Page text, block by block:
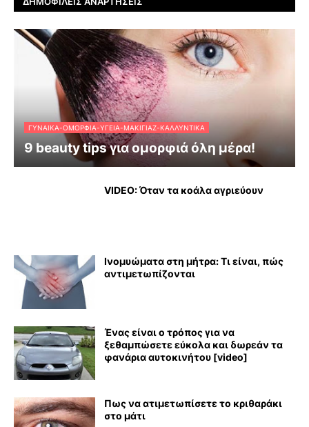
ΓΥΝΑΊΚΑ-ΟΜΟΡΦΙΆ-ΥΓΕΊΑ-ΜΑΚΙΓΙΆΖ-ΚΑΛΛΥΝΤΙΚΆ
9 beauty tips για ομορφιά όλη μέρα!
VIDEO: Όταν τα κοάλα αγριεύουν
Ινομυώματα στη μήτρα: Τι είναι, πώς
αντιμετωπίζονται
Ένας είναι ο τρόπος για να
ξεθαμπώσετε εύκολα και δωρεάν τα
φανάρια αυτοκινήτου [video]
Πως να ατιμετωπίσετε το κριθαράκι
στο μάτι